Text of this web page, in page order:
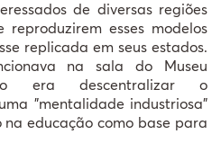
de diversas regiões
reproduzirem esses modelos
replicada em seus estados.
na sala do Museu
era descentralizar o
"mentalidade industriosa"
educação como base para